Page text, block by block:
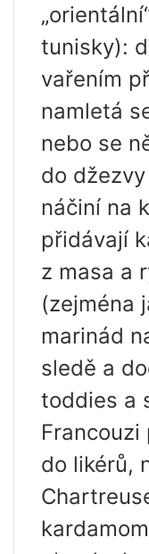
tunisky):
vařením
namletá
nebo se
do
náčiní na
přidávají
z masa a
(zejména
marinád
sledě a
toddies a
do likérů,